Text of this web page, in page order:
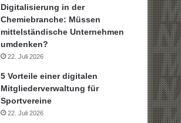
Digitalisierung in der
Chemiebranche: Müssen
mittelständische Unternehmen
umdenken?
22. Juli 2026
5 Vorteile einer digitalen
Mitgliederverwaltung für
Sportvereine
22. Juli 2026